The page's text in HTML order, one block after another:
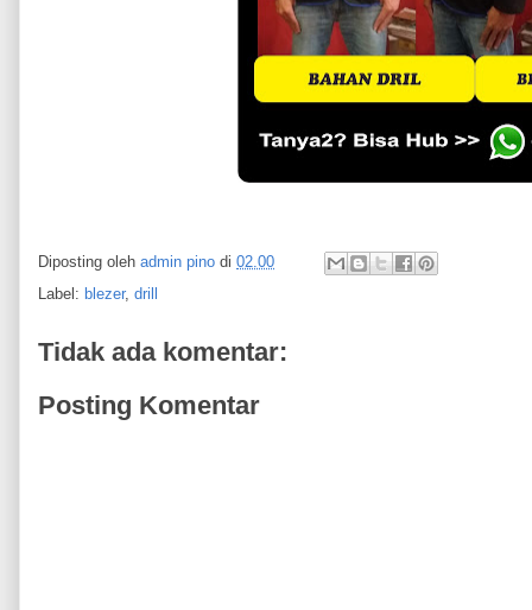
Diposting oleh admin pino di 02.00
Label: blezer, drill
Tidak ada komentar:
Posting Komentar